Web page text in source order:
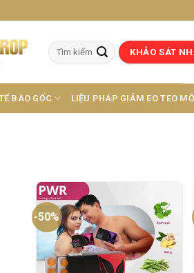
Tìm
kiếm:
KHẢO SÁT
BÀO GỐC LIỆU PHÁP GIẢM EO TEO MỠ
-50%